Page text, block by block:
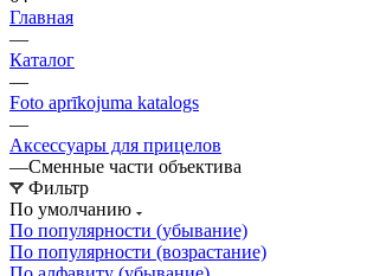
Главная
—
Каталог
—
Foto aprīkojuma katalogs
—
Аксессуары для прицелов
—Сменные части объектива
Фильтр
По умолчанию
По популярности (убывание)
По популярности (возрастание)